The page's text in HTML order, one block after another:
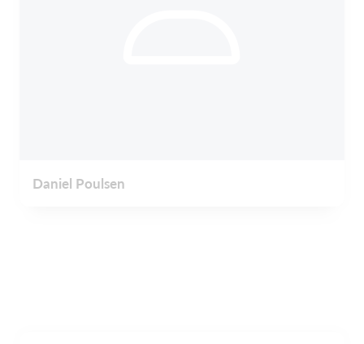
Daniel Poulsen